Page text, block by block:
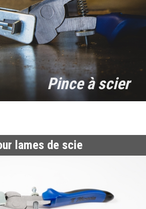
Pince à scier
lames de scie